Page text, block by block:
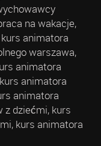
na wakacje,
animatora
warszawa,
animatora
animatora
animatora
z dziećmi, kurs
kurs animatora